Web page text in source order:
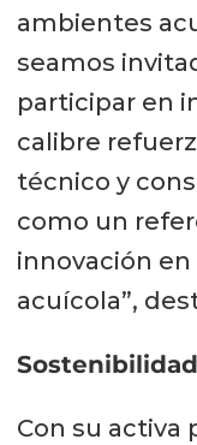
ambientes
seamos
participar en
calibre
técnico y
como un
innovación
acuícola”,
Con su activa